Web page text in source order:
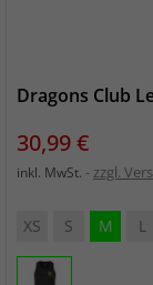
Dragons Club
Preis
30,99 €
inkl. MwSt. zzgl.
XS S M L